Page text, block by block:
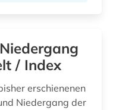
/ Index
erschienenen
Niedergang der